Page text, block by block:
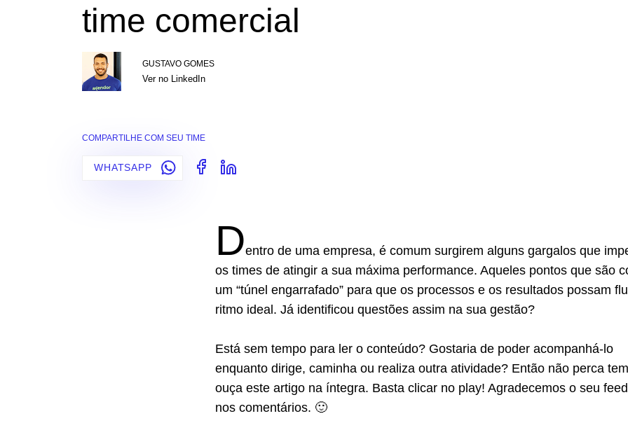
time comercial
GUSTAVO GOMES
Ver no LinkedIn
COMPARTILHE COM SEU TIME
WHATSAPP
Dentro de uma empresa, é comum surgirem alguns gargalos que
os times de atingir a sua máxima performance. Aqueles pontos que são
um “túnel engarrafado” para que os processos e os resultados possam
ritmo ideal. Já identificou questões assim na sua gestão?
Está sem tempo para ler o conteúdo? Gostaria de poder acompanhá-lo
enquanto dirige, caminha ou realiza outra atividade? Então não perca
ouça este artigo na íntegra. Basta clicar no play! Agradecemos o seu
nos comentários. 🙂